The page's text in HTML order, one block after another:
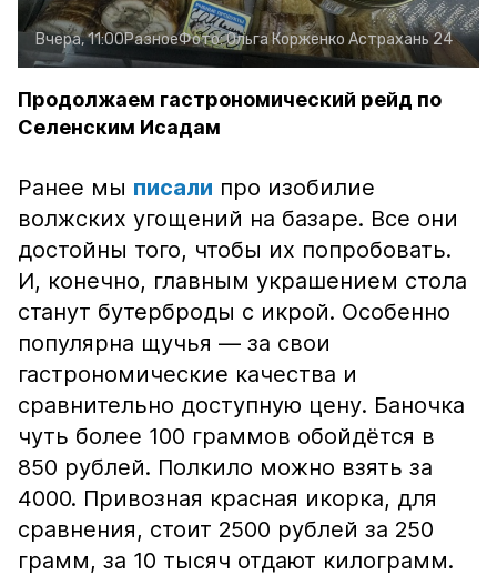
Вчера, 11:00РазноеФото:Ольга Корженко Астрахань 24
Продолжаем гастрономический рейд по
Селенским Исадам
Ранее мы писали про изобилие
волжских угощений на базаре. Все они
достойны того, чтобы их попробовать.
И, конечно, главным украшением стола
станут бутерброды с икрой. Особенно
популярна щучья — за свои
гастрономические качества и
сравнительно доступную цену. Баночка
чуть более 100 граммов обойдётся в
850 рублей. Полкило можно взять за
4000. Привозная красная икорка, для
сравнения, стоит 2500 рублей за 250
грамм, за 10 тысяч отдают килограмм.